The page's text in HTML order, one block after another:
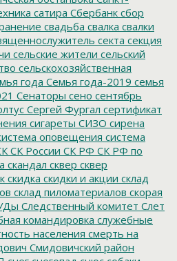
сатира Сбербанк сбор
свадьба свалка свалки
секта секция
сельские жители сельский
сельскохозяйственная
года Семья года-2019 семья
Сенаторы сено сентябрь
Сергей Фургал сертификат
сигареты СИЗО сирена
оповещения система
СК России СК РФ СК РФ по
скандал сквер сквер
скидка скидки и акции склад
склад пиломатериалов скорая
Следственный комитет Слет
командировка служебные
населения смерть на
Смидовичский район